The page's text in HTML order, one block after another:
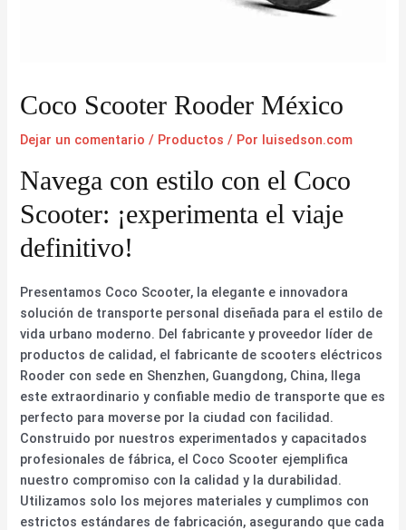
Coco Scooter Rooder México
Dejar un comentario / Productos / Por luisedson.com
Navega con estilo con el Coco
Scooter: ¡experimenta el viaje
definitivo!
Presentamos Coco Scooter, la elegante e innovadora
solución de transporte personal diseñada para el estilo de
vida urbano moderno. Del fabricante y proveedor líder de
productos de calidad, el fabricante de scooters eléctricos
Rooder con sede en Shenzhen, Guangdong, China, llega
este extraordinario y confiable medio de transporte que es
perfecto para moverse por la ciudad con facilidad.
Construido por nuestros experimentados y capacitados
profesionales de fábrica, el Coco Scooter ejemplifica
nuestro compromiso con la calidad y la durabilidad.
Utilizamos solo los mejores materiales y cumplimos con
estrictos estándares de fabricación, asegurando que cada